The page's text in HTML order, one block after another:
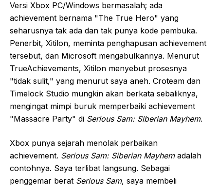
Versi Xbox PC/Windows bermasalah; ada
achievement bernama "The True Hero" yang
seharusnya tak ada dan tak punya kode pembuka.
Penerbit, Xitilon, meminta penghapusan achievement
tersebut, dan Microsoft mengabulkannya. Menurut
TrueAchievements, Xitilon menyebut prosesnya
"tidak sulit," yang menurut saya aneh. Croteam dan
Timelock Studio mungkin akan berkata sebaliknya,
mengingat mimpi buruk memperbaiki achievement
"Massacre Party" di Serious Sam: Siberian Mayhem.
Xbox punya sejarah menolak perbaikan
achievement. Serious Sam: Siberian Mayhemadalah
contohnya. Saya terlibat langsung. Sebagai
penggemar berat Serious Sam, saya membeli